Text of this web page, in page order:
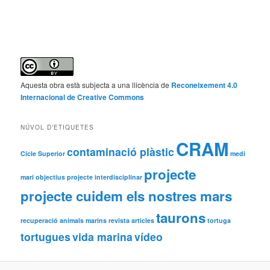
Aquesta obra està subjecta a una llicència de Reconeixement 4.0
Internacional de Creative Commons
NÚVOL D’ETIQUETES
Cicle Superior contaminació plàstic CRAM medi
marí objectius projecte interdisciplinar projecte
projecte cuidem els nostres mars
recuperació animals marins revista articles taurons tortuga
tortuguesvida marinavídeo